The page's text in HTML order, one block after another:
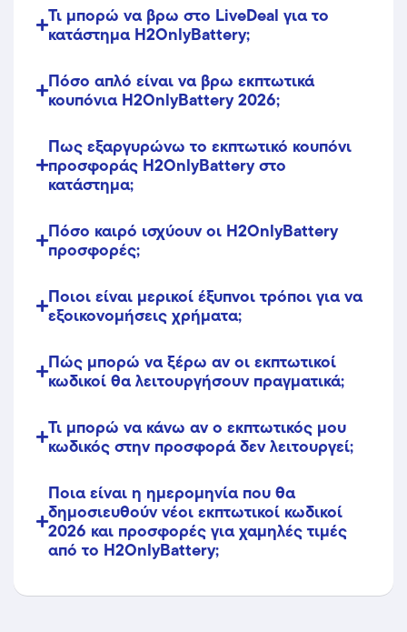
Τι μπορώ να βρω στο LiveDeal για το
κατάστημα H2OnlyBattery;
Πόσο απλό είναι να βρω εκπτωτικά
κουπόνια H2OnlyBattery 2026;
Πως εξαργυρώνω το εκπτωτικό κουπόνι
προσφοράς H2OnlyBattery στο
κατάστημα;
Πόσο καιρό ισχύουν οι H2OnlyBattery
προσφορές;
Ποιοι είναι μερικοί έξυπνοι τρόποι για να
εξοικονομήσεις χρήματα;
Πώς μπορώ να ξέρω αν οι εκπτωτικοί
κωδικοί θα λειτουργήσουν πραγματικά;
Τι μπορώ να κάνω αν ο εκπτωτικός μου
κωδικός στην προσφορά δεν λειτουργεί;
Ποια είναι η ημερομηνία που θα
δημοσιευθούν νέοι εκπτωτικοί κωδικοί
2026 και προσφορές για χαμηλές τιμές
από το H2OnlyBattery;